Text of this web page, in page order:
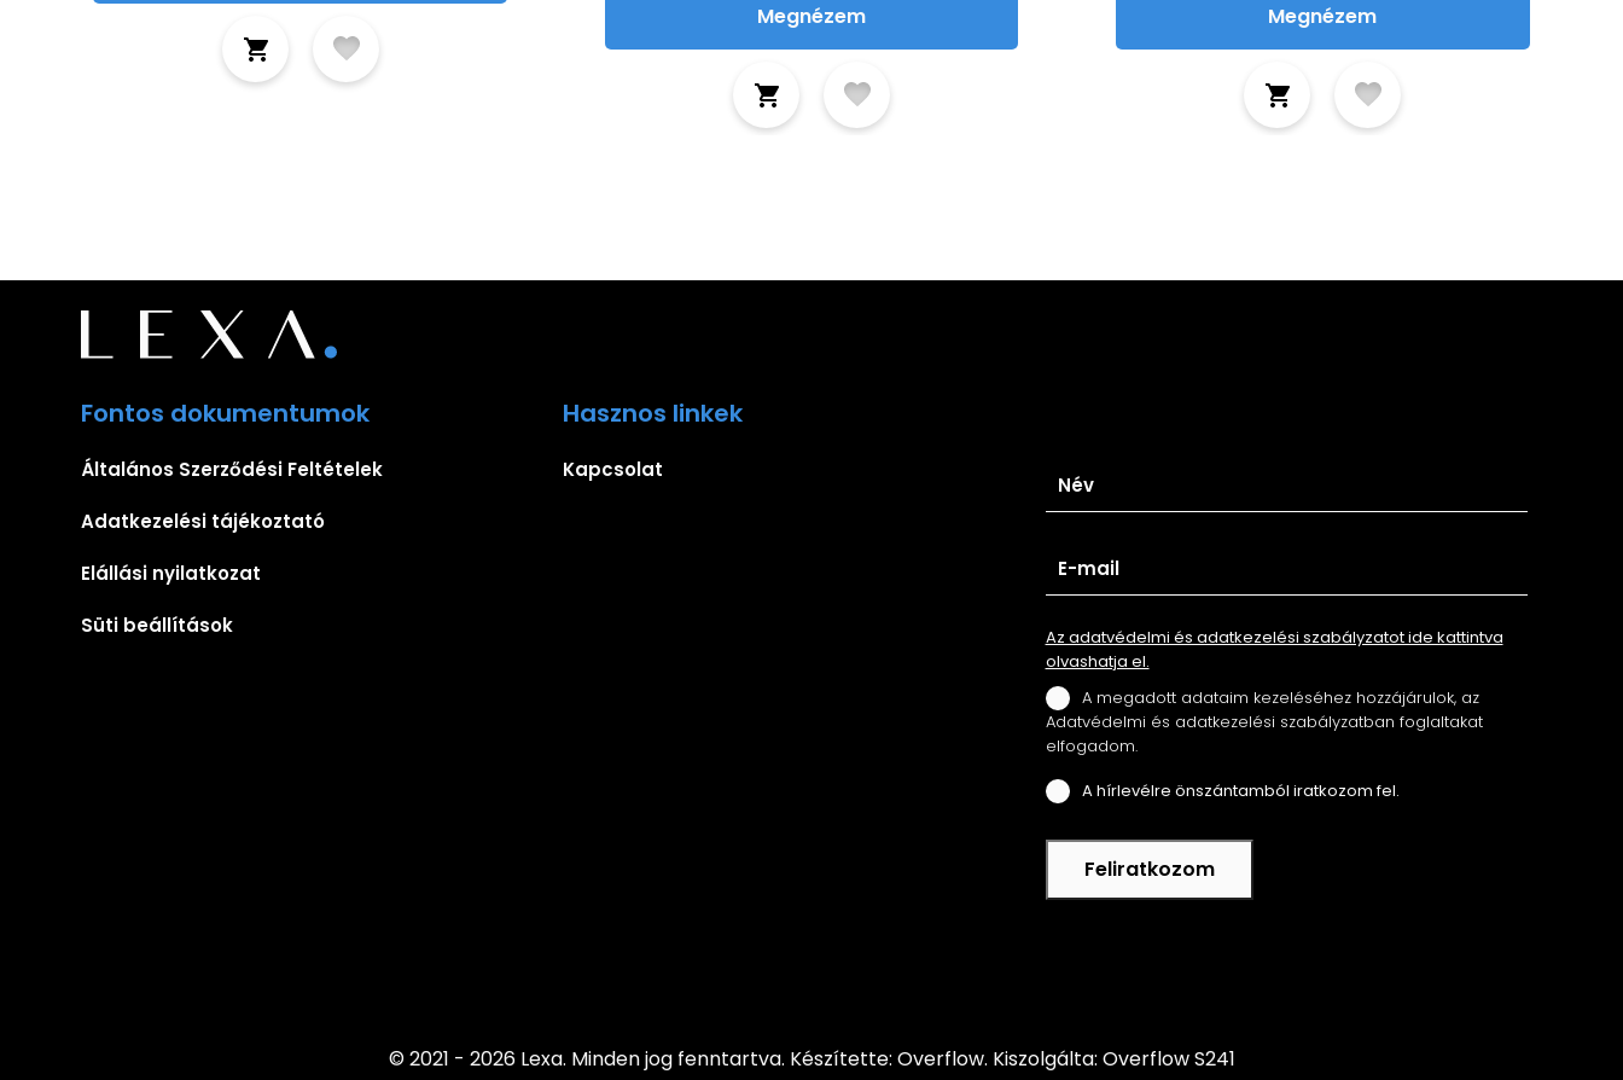
Megnézem Megnézem
Fontos dokumentumok
Általános Szerződési Feltételek
Adatkezelési tájékoztató
Elállási nyilatkozat
Süti beállítások
Hasznos linkek
Kapcsolat
Az adatvédelmi és adatkezelési szabályzatot ide kattintva
olvashatja el.
A megadott adataim kezeléséhez hozzájárulok, az
Adatvédelmi és adatkezelési szabályzatban foglaltakat
elfogadom.
A hírlevélre önszántamból iratkozom fel.
Feliratkozom
© 2021 - 2026 Lexa. Minden jog fenntartva. Készítette: Overflow. Kiszolgálta: Overflow S241